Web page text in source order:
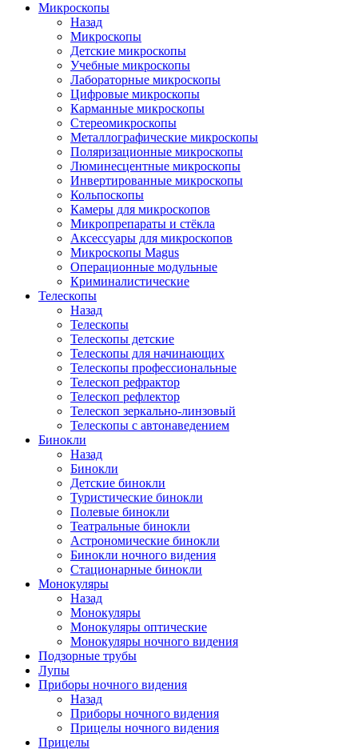
Микроскопы
Назад
Микроскопы
Детские микроскопы
Учебные микроскопы
Лабораторные микроскопы
Цифровые микроскопы
Карманные микроскопы
Стереомикроскопы
Металлографические микроскопы
Поляризационные микроскопы
Люминесцентные микроскопы
Инвертированные микроскопы
Кольпоскопы
Камеры для микроскопов
Микропрепараты и стёкла
Аксессуары для микроскопов
Микроскопы Magus
Операционные модульные
Криминалистические
Телескопы
Назад
Телескопы
Телескопы детские
Телескопы для начинающих
Телескопы профессиональные
Телескоп рефрактор
Телескоп рефлектор
Телескоп зеркально-линзовый
Телескопы с автонаведением
Бинокли
Назад
Бинокли
Детские бинокли
Туристические бинокли
Полевые бинокли
Театральные бинокли
Астрономические бинокли
Бинокли ночного видения
Стационарные бинокли
Монокуляры
Назад
Монокуляры
Монокуляры оптические
Монокуляры ночного видения
Подзорные трубы
Лупы
Приборы ночного видения
Назад
Приборы ночного видения
Прицелы ночного видения
Прицелы